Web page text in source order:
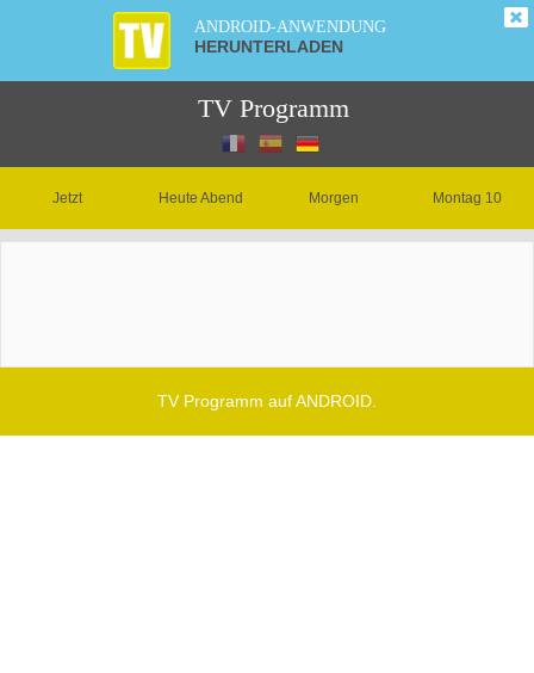
ANDROID-ANWENDUNG
HERUNTERLADEN
TV Programm
Jetzt Heute Abend Morgen Montag 10
TV Programm auf ANDROID.